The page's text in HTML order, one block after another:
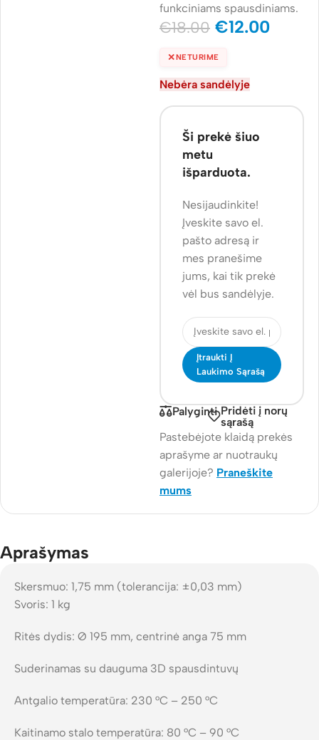
funkciniams spausdiniams.
€18.00 €12.00
✕NETURIME
Nebėra sandėlyje
Ši prekė šiuo
metu
išparduota.
Nesijaudinkite!
Įveskite savo el.
pašto adresą ir
mes pranešime
jums, kai tik prekė
vėl bus sandėlyje.
Įtraukti Į
Laukimo Sąrašą
Palyginti Pridėti į norų
sąrašą
Pastebėjote klaidą prekės
aprašyme ar nuotraukų
galerijoje? Praneškite
mums
Aprašymas
Skersmuo: 1,75 mm (tolerancija: ±0,03 mm)
Svoris: 1 kg
Ritės dydis: Ø 195 mm, centrinė anga 75 mm
Suderinamas su dauguma 3D spausdintuvų
Antgalio temperatūra: 230 °C – 250 °C
Kaitinamo stalo temperatūra: 80 °C – 90 °C